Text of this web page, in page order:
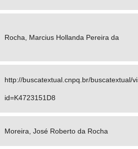
Rocha, Marcius Hollanda Pereira da
http://buscatextual.cnpq.br/buscatextual/
id=K4723151D8
Moreira, José Roberto da Rocha